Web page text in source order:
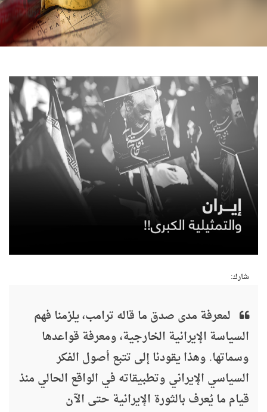
شارك:
لمعرفة مدى صدق ما قاله ترامب، يلزمنا فهم
السياسة الإيرانية الخارجية، ومعرفة قواعدها
وسماتها. وهذا يقودنا إلى تتبع أصول الفكر
السياسي الإيراني وتطبيقاته في الواقع الحالي منذ
قيام ما يُعرف بالثورة الإيرانية حتى الآن